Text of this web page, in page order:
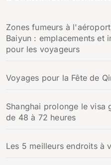
e
r
Zones fumeurs à
Baiyun : emplacements et
pour les voyageurs
Voyages pour la Fête de
Shanghai prolonge le visa
de 48 à 72 heures
Les 5 meilleurs endroits à